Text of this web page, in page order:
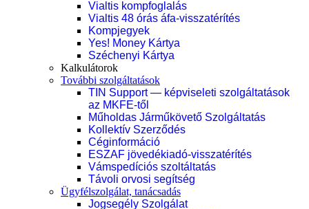
Vialtis kompfoglalás
Vialtis 48 órás áfa-visszatérítés
Kompjegyek
Yes! Money Kártya
Széchenyi Kártya
Kalkulátorok
További szolgáltatások
TIN Support — képviseleti szolgáltatások
az MKFE-től
Műholdas Járműkövető Szolgáltatás
Kollektív Szerződés
Céginformáció
ESZAF jövedékiadó-visszatérítés
Vámspedíciós szoltáltatás
Távoli orvosi segítség
Ügyfélszolgálat, tanácsadás
Jogsegély Szolgálat